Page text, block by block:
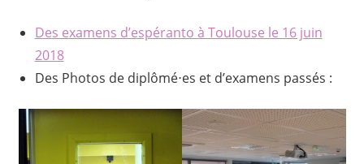
Des examens d’espéranto à Toulouse le 16 juin
2018
Des Photos de diplômé⋅es et d’examens passés :